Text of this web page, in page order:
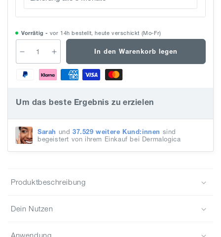
Vorrätig - vor 14h bestellt, heute verschickt (Mo-Fr)
Verringere
Menge
SkinPerfect
SPF30
Erhöhe
die
Menge
SkinPerfect
In den Warenkorb legen
Um das beste Ergebnis zu erzielen
Sarah und 37.529 weitere Kund:innen sind
begeistert von ihrem Einkauf bei Dermalogica
Produktbeschreibung
Dein Nutzen